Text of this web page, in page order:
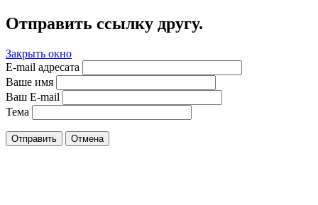
Отправить ссылку другу.
Закрыть окно
E-mail адресата
Ваше имя
Ваш E-mail
Тема
Отправить Отмена